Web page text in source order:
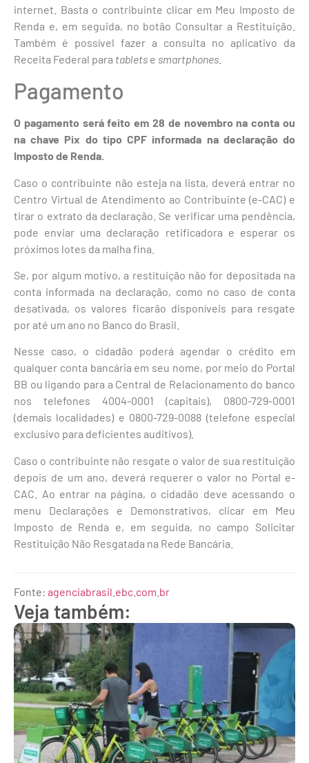
internet. Basta o contribuinte clicar em Meu Imposto de
Renda e, em seguida, no botão Consultar a Restituição.
Também é possível fazer a consulta no aplicativo da
Receita Federal para tablets e smartphones
Pagamento
O pagamento será feito em 28 de novembro na conta ou
na chave Pix do tipo CPF informada na declaração do
Imposto de Renda.
Caso o contribuinte não esteja na lista, deverá entrar no
Centro Virtual de Atendimento ao Contribuinte (e-CAC) e
tirar o extrato da declaração. Se verificar uma pendência,
pode enviar uma declaração retificadora e esperar os
próximos lotes da malha fina.
Se, por algum motivo, a restituição não for depositada na
conta informada na declaração, como no caso de conta
desativada, os valores ficarão disponíveis para resgate
por até um ano no Banco do Brasil.
Nesse caso, o cidadão poderá agendar o crédito em
qualquer conta bancária em seu nome, por meio do Portal
BB ou ligando para a Central de Relacionamento do banco
nos telefones 4004-0001 (capitais), 0800-729-0001
(demais localidades) e 0800-729-0088 (telefone especial
exclusivo para deficientes auditivos).
Caso o contribuinte não resgate o valor de sua restituição
depois de um ano, deverá requerer o valor no Portal e-
CAC. Ao entrar na página, o cidadão deve acessando o
menu Declarações e Demonstrativos, clicar em Meu
Imposto de Renda e, em seguida, no campo Solicitar
Restituição Não Resgatada na Rede Bancária.
Fonte: agenciabrasil.ebc.com.br
Veja também: